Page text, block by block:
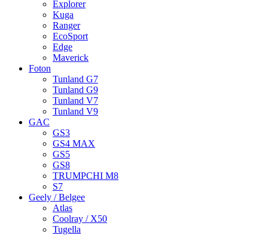
Explorer
Kuga
Ranger
EcoSport
Edge
Maverick
Foton
Tunland G7
Tunland G9
Tunland V7
Tunland V9
GAC
GS3
GS4 MAX
GS5
GS8
TRUMPCHI M8
S7
Geely / Belgee
Atlas
Coolray / X50
Tugella